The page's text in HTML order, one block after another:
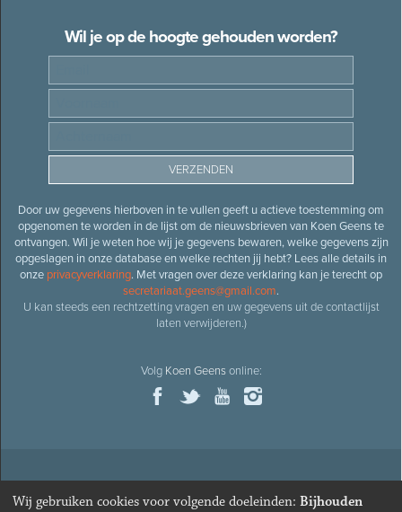
Wil je op de hoogte gehouden worden?
Door uw gegevens hierboven in te vullen geeft u actieve toestemming om
opgenomen te worden in de lijst om de nieuwsbrieven van Koen Geens te
ontvangen. Wil je weten hoe wij je gegevens bewaren, welke gegevens zijn
opgeslagen in onze database en welke rechten jij hebt? Lees alle details in
onze privacyverklaring. Met vragen over deze verklaring kan je terecht op
secretariaat.geens@gmail.com.
U kan steeds een rechtzetting vragen en uw gegevens uit de contactlijst
laten verwijderen.)
Volg Koen Geensonline:
© 2026Oud-minister en ere-volksvertegenwoordiger Koen
Wij gebruiken cookies voor volgende doeleinden: Bijhouden